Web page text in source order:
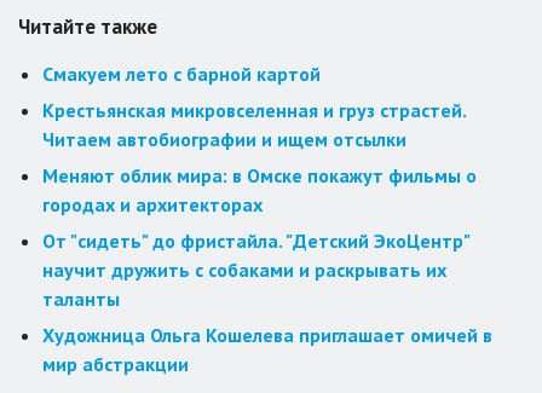
Читайте также
Смакуем лето с барной картой
Крестьянская микровселенная и груз страстей.
Читаем автобиографии и ищем отсылки
Меняют облик мира: в Омске покажут фильмы о
городах и архитекторах
От "сидеть" до фристайла. "Детский ЭкоЦентр"
научит дружить с собаками и раскрывать их
таланты
Художница Ольга Кошелева приглашает омичей в
мир абстракции